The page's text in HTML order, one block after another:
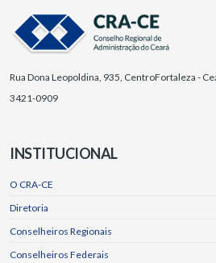
Rua Dona Leopoldina, 935, CentroFortaleza -
3421-0909
INSTITUCIONAL
O CRA-CE
Diretoria
Conselheiros Regionais
Conselheiros Federais